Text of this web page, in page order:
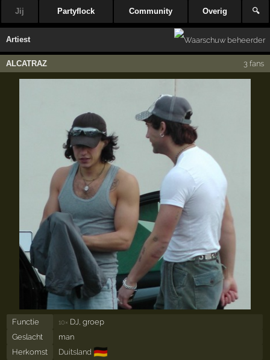
Jij Partyflock Community Overig 🔍
Artiest
ALCATRAZ 3 fans
Functie 10× DJ, groep
Geslacht
man
Herkomst
Duitsland 🇩🇪